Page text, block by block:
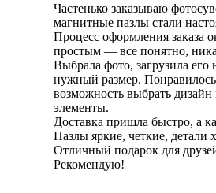
Частенько заказываю
магнитные пазлы стали
Процесс оформления заказа
простым — все понятно,
Выбрала фото, загрузила его
нужный размер.
возможность выбрать
элементы.
Доставка пришла быстро, а
Пазлы яркие, четкие, детали
Отличный подарок для
Рекомендую!